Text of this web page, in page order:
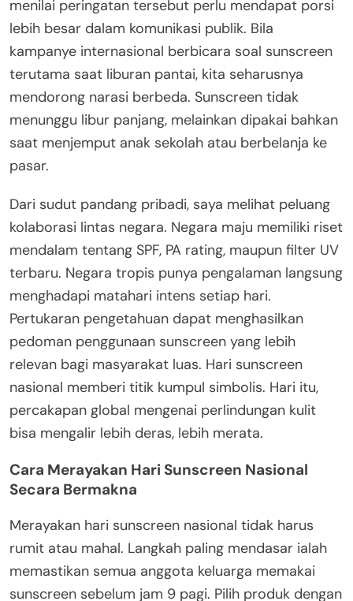
menilai peringatan tersebut perlu mendapat porsi
lebih besar dalam komunikasi publik. Bila
kampanye internasional berbicara soal sunscreen
terutama saat liburan pantai, kita seharusnya
mendorong narasi berbeda. Sunscreen tidak
menunggu libur panjang, melainkan dipakai bahkan
saat menjemput anak sekolah atau berbelanja ke
pasar.
Dari sudut pandang pribadi, saya melihat peluang
kolaborasi lintas negara. Negara maju memiliki riset
mendalam tentang SPF, PA rating, maupun filter UV
terbaru. Negara tropis punya pengalaman langsung
menghadapi matahari intens setiap hari.
Pertukaran pengetahuan dapat menghasilkan
pedoman penggunaan sunscreen yang lebih
relevan bagi masyarakat luas. Hari sunscreen
nasional memberi titik kumpul simbolis. Hari itu,
percakapan global mengenai perlindungan kulit
bisa mengalir lebih deras, lebih merata.
Cara Merayakan Hari Sunscreen Nasional
Secara Bermakna
Merayakan hari sunscreen nasional tidak harus
rumit atau mahal. Langkah paling mendasar ialah
memastikan semua anggota keluarga memakai
sunscreen sebelum jam 9 pagi. Pilih produk dengan